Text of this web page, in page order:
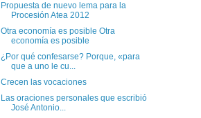
Propuesta de nuevo lema para la
Procesión Atea 2012
Otra economía es posible Otra
economía es posible
¿Por qué confesarse? Porque, «para
que a uno le cu...
Crecen las vocaciones
Las oraciones personales que escribió
José Antonio...